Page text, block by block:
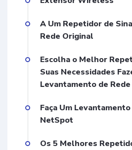
A Um Repetidor de
Rede Original
Escolha o Melhor
Suas Necessidades
Levantamento de Rede
Faça Um
NetSpot
Os 5 Melhores